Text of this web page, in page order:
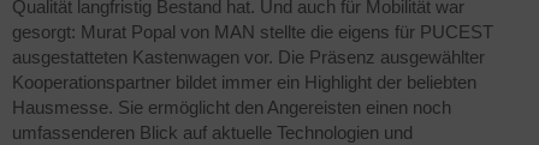
Qualität langfristig Bestand hat. Und auch für Mobilität war
gesorgt: Murat Popal von MAN stellte die eigens für PUCEST
ausgestatteten Kastenwagen vor. Die Präsenz ausgewählter
Kooperationspartner bildet immer ein Highlight der beliebten
Hausmesse. Sie ermöglicht den Angereisten einen noch
umfassenderen Blick auf aktuelle Technologien und